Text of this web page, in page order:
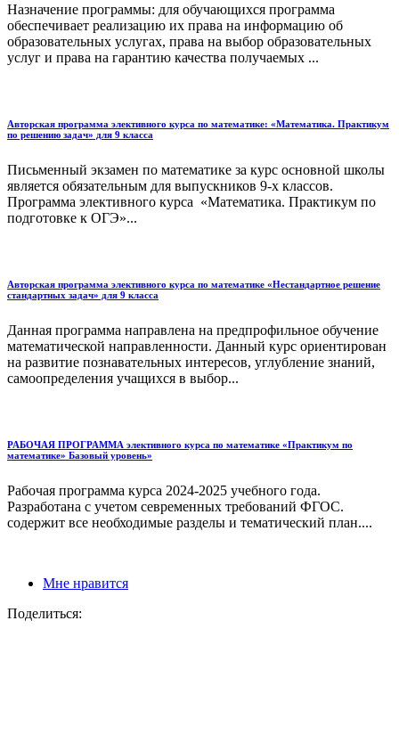
Назначение программы: для обучающихся программа
обеспечивает реализацию их права на информацию об
образовательных услугах, права на выбор образовательных
услуг и права на гарантию качества получаемых ...
Авторская программа элективного курса по математике: «Математика. Практикум
по решению задач» для 9 класса
Письменный экзамен по математике за курс основной школы
является обязательным для выпускников 9-х классов.
Программа элективного курса «Математика. Практикум по
подготовке к ОГЭ»...
Авторская программа элективного курса по математике «Нестандартное решение
стандартных задач» для 9 класса
Данная программа направлена на предпрофильное обучение
математической направленности. Данный курс ориентирован
на развитие познавательных интересов, углубление знаний,
самоопределения учащихся в выбор...
РАБОЧАЯ ПРОГРАММА элективного курса по математике «Практикум по
математике» Базовый уровень»
Рабочая программа курса 2024-2025 учебного года.
Разработана с учетом севременных требований ФГОС.
содержит все необходимые разделы и тематический план....
Мне нравится
Поделиться: